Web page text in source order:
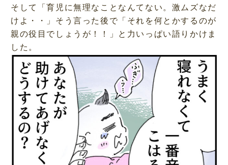
そして「育児に無理なことなんてない。激ムズなだ
けよ・・」そう言った後で「それを何とかするのが
親の役目でしょうが！！」と力いっぱい語りかけま
した。